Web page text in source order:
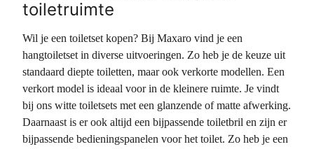
toiletruimte
Wil je een toiletset kopen? Bij Maxaro vind je een
hangtoiletset in diverse uitvoeringen. Zo heb je de keuze uit
standaard diepte toiletten, maar ook verkorte modellen. Een
verkort model is ideaal voor in de kleinere ruimte. Je vindt
bij ons witte toiletsets met een glanzende of matte afwerking.
Daarnaast is er ook altijd een bijpassende toiletbril en zijn er
bijpassende bedieningspanelen voor het toilet. Zo heb je een